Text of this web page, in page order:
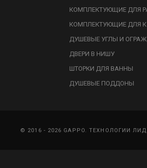
КОМПЛЕКТУЮЩИЕ ДЛЯ
КОМПЛЕКТУЮЩИЕ ДЛЯ
ДУШЕВЫЕ УГЛЫ И
ДВЕРИ В НИШУ
ШТОРКИ ДЛЯ ВАННЫ
ДУШЕВЫЕ ПОДДОНЫ
© 2016 - 2026 GAPPO. ТЕХНОЛОГИИ